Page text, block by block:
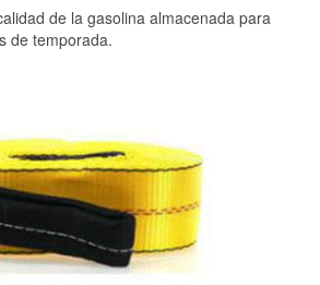
de la gasolina almacenada para
de temporada.